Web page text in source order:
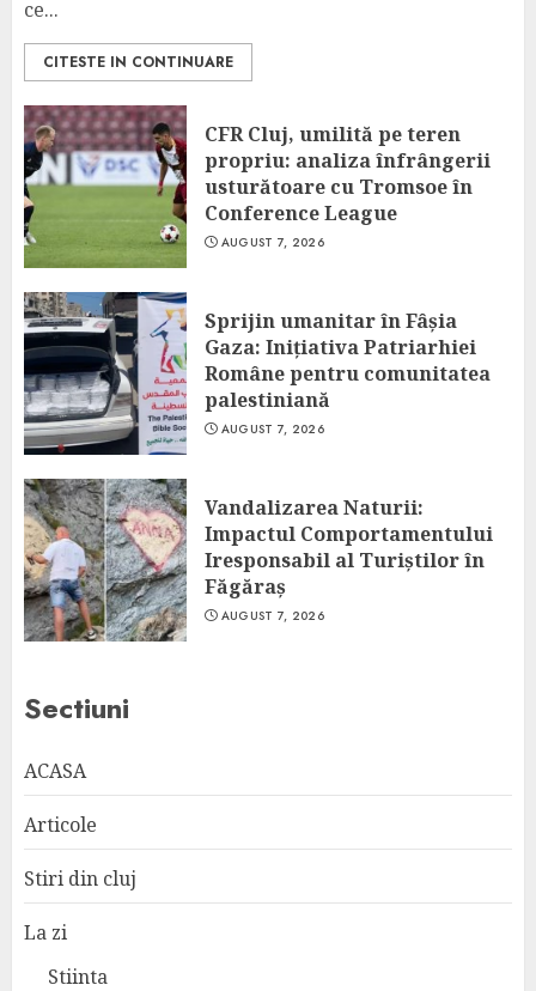
ce...
CITESTE IN CONTINUARE
CFR Cluj, umilită pe teren
propriu: analiza înfrângerii
usturătoare cu Tromsoe în
Conference League
AUGUST 7, 2026
Sprijin umanitar în Fâșia
Gaza: Inițiativa Patriarhiei
Române pentru comunitatea
palestiniană
AUGUST 7, 2026
Vandalizarea Naturii:
Impactul Comportamentului
Iresponsabil al Turiștilor în
Făgăraș
AUGUST 7, 2026
Sectiuni
ACASA
Articole
Stiri din cluj
La zi
Stiinta